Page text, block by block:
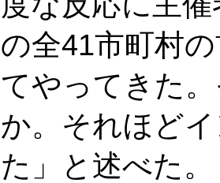
の全41市町村
てやってきた
か。それほど
た」と述べた